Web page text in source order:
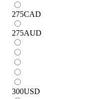
275CAD
275AUD
300USD